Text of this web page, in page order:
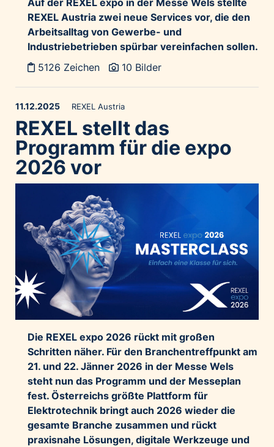
REXEL Austria zwei neue Services vor, die den
Arbeitsalltag von Gewerbe- und
Industriebetrieben spürbar vereinfachen sollen.
5126 Zeichen
10 Bilder
11.12.2025 REXEL Austria
REXEL stellt das
Programm für die expo
2026 vor
Die REXEL expo 2026 rückt mit großen
Schritten näher. Für den Branchentreffpunkt am
21. und 22. Jänner 2026 in der Messe Wels
steht nun das Programm und der Messeplan
fest. Österreichs größte Plattform für
Elektrotechnik bringt auch 2026 wieder die
gesamte Branche zusammen und rückt
praxisnahe Lösungen, digitale Werkzeuge und